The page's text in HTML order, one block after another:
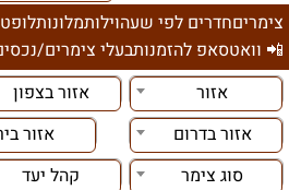
צימריםחדרים לפי שעהוילותמלונות
📲 וואטסאפ להזמנותבעלי צימרים/
אזור
אזור בצפון
אזור בדרום
אזור
סוג צימר
קהל יעד